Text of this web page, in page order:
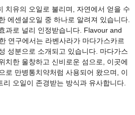
치유의 오일로 불리며, 자연에서 얻을 수
에센셜오일 중 하나로 알려져 있습니다.
과로 널리 인정받습니다. Flavour and
연구에서는 라벤사라가 마다가스카르
성분으로 소개되고 있습니다. 마다가스
치한 울창하고 신비로운 섬으로, 이곳에
로 만병통치약처럼 사용되어 왔으며, 이
오일이 존경받는 방식과 유사합니다.